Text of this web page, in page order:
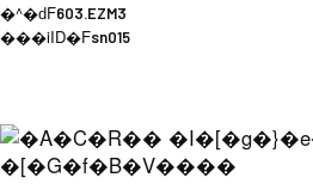
�^�ԁF603.EZM3
���iID�Fsn015